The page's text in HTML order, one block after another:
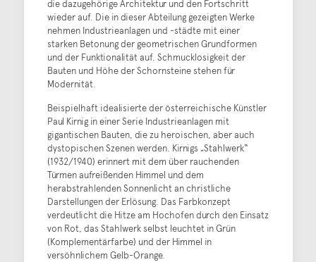
die dazugehörige Architektur und den Fortschritt
wieder auf. Die in dieser Abteilung gezeigten Werke
nehmen Industrieanlagen und -städte mit einer
starken Betonung der geometrischen Grundformen
und der Funktionalität auf. Schmucklosigkeit der
Bauten und Höhe der Schornsteine stehen für
Modernität.
Beispielhaft idealisierte der österreichische Künstler
Paul Kirnig in einer Serie Industrieanlagen mit
gigantischen Bauten, die zu heroischen, aber auch
dystopischen Szenen werden. Kirnigs „Stahlwerk“
(1932/1940) erinnert mit dem über rauchenden
Türmen aufreißenden Himmel und dem
herabstrahlenden Sonnenlicht an christliche
Darstellungen der Erlösung. Das Farbkonzept
verdeutlicht die Hitze am Hochofen durch den Einsatz
von Rot, das Stahlwerk selbst leuchtet in Grün
(Komplementärfarbe) und der Himmel in
versöhnlichem Gelb-Orange.